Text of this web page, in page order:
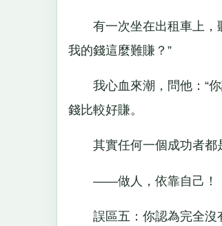
有一次坐在出租車上，聽
我的錢這麼難賺？”
我心血來潮，問他：“你
錢比較好賺。
其實任何一個成功者都是
——做人，依靠自己！
誤區五：你認為完全沒